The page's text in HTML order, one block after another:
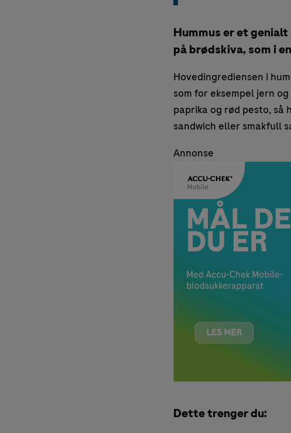
Hummus er et
på brødskiva, som i
Hovedingrediensen i
som for eksempel jern
paprika og rød pesto, så
sandwich eller smakfull
Annonse
Dette trenger du: